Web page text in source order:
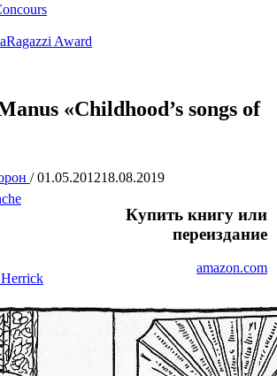
Award
«Childhood’s songs of
/ 01.05.201218.08.2019
Купить книгу или
переиздание
amazon.com